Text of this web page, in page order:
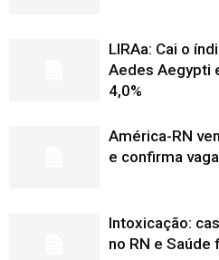
LIRAa: Cai o
Aedes Aegypti
4,0%
América-RN
e confirma
Intoxicação:
no RN e Saúde